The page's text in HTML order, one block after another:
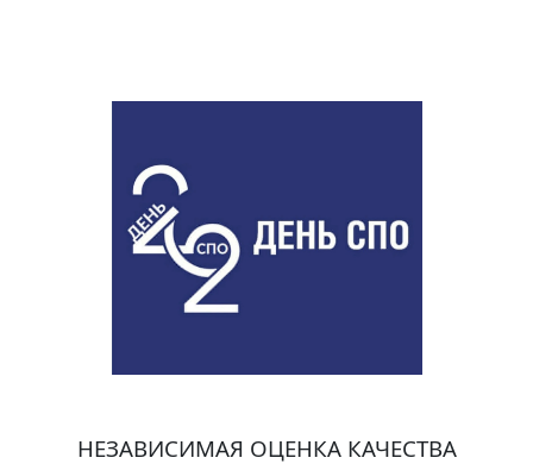
НЕЗАВИСИМАЯ ОЦЕНКА КАЧЕСТВА